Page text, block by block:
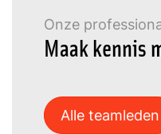
Onze
Maak kennis
Alle teamleden